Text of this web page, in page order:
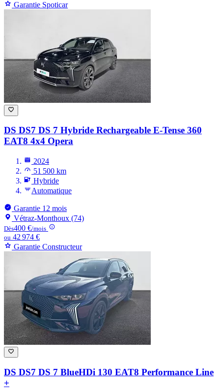
Garantie Spoticar
DS DS7 DS 7 Hybride Rechargeable E-Tense 360
EAT8 4x4 Opera
2024
51 500 km
Hybride
Automatique
Garantie 12 mois
Vétraz-Monthoux (74)
Dès400 €/mois
ou 42 974 €
Garantie Constructeur
DS DS7 DS 7 BlueHDi 130 EAT8 Performance Line
+